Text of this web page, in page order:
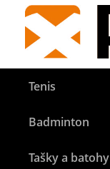
Tenis
Badminton
Tašky a batohy